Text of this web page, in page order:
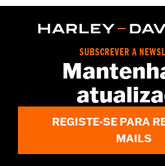
Collection: Edge Cut
Each
6061-T6 Aluminum
Front and rear lever and
1 year limited warranty –
SUBSCREVER A
REGISTE-SE PARA
MAILS